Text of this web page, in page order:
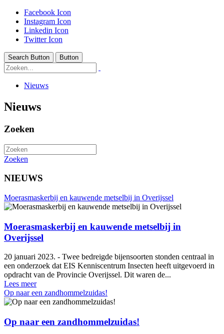
Facebook Icon
Instagram Icon
Linkedin Icon
Twitter Icon
Search Button Button
Nieuws
Nieuws
Zoeken
Zoeken
NIEUWS
Moerasmaskerbij en kauwende metselbij in Overijssel
Moerasmaskerbij en kauwende metselbij in
Overijssel
20 januari 2023. - Twee bedreigde bijensoorten stonden centraal in
een onderzoek dat EIS Kenniscentrum Insecten heeft uitgevoerd in
opdracht van de Provincie Overijssel. Dit waren de...
Lees meer
Op naar een zandhommelzuidas!
Op naar een zandhommelzuidas!